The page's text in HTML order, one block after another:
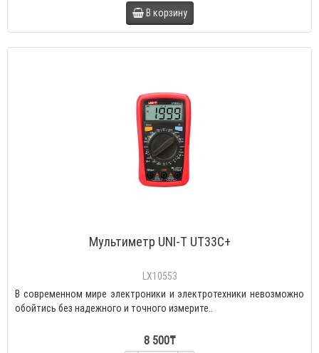
В корзину
Мультиметр UNI-T UT33C+
LX10553
В современном мире электроники и электротехники невозможно
обойтись без надежного и точного измерите..
8 500₸